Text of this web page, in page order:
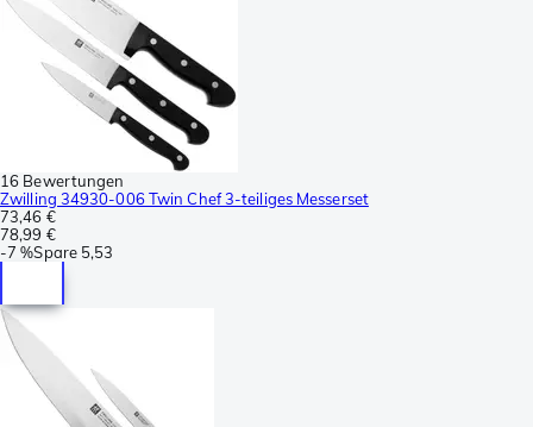
16 Bewertungen
Zwilling 34930-006 Twin Chef 3-teiliges Messerset
73,46 €
78,99 €
-7 %Spare 5,53